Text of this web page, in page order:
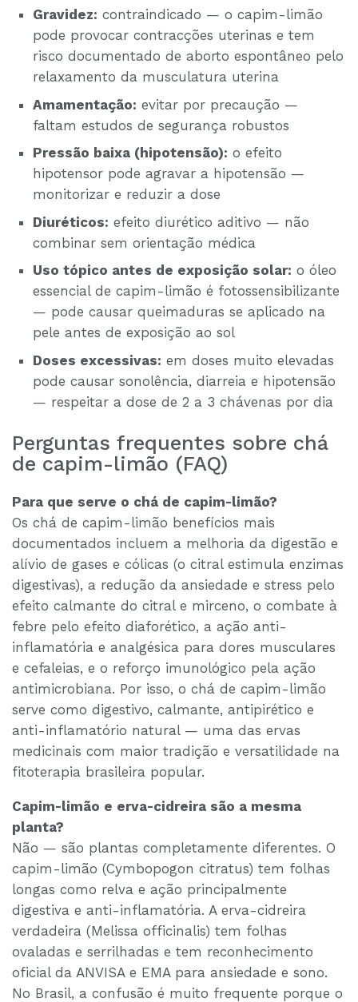
Gravidez: contraindicado — o capim-limão
pode provocar contracções uterinas e tem
risco documentado de aborto espontâneo pelo
relaxamento da musculatura uterina
Amamentação: evitar por precaução —
faltam estudos de segurança robustos
Pressão baixa (hipotensão): o efeito
hipotensor pode agravar a hipotensão —
monitorizar e reduzir a dose
Diuréticos: efeito diurético aditivo — não
combinar sem orientação médica
Uso tópico antes de exposição solar: o óleo
essencial de capim-limão é fotossensibilizante
— pode causar queimaduras se aplicado na
pele antes de exposição ao sol
Doses excessivas: em doses muito elevadas
pode causar sonolência, diarreia e hipotensão
— respeitar a dose de 2 a 3 chávenas por dia
Perguntas frequentes sobre chá
de capim-limão (FAQ)
Para que serve o chá de capim-limão?
Os chá de capim-limão benefícios mais
documentados incluem a melhoria da digestão e
alívio de gases e cólicas (o citral estimula enzimas
digestivas), a redução da ansiedade e stress pelo
efeito calmante do citral e mirceno, o combate à
febre pelo efeito diaforético, a ação anti-
inflamatória e analgésica para dores musculares
e cefaleias, e o reforço imunológico pela ação
antimicrobiana. Por isso, o chá de capim-limão
serve como digestivo, calmante, antipirético e
anti-inflamatório natural — uma das ervas
medicinais com maior tradição e versatilidade na
fitoterapia brasileira popular.
Capim-limão e erva-cidreira são a mesma
planta?
Não — são plantas completamente diferentes. O
capim-limão (Cymbopogon citratus) tem folhas
longas como relva e ação principalmente
digestiva e anti-inflamatória. A erva-cidreira
verdadeira (Melissa officinalis) tem folhas
ovaladas e serrilhadas e tem reconhecimento
oficial da ANVISA e EMA para ansiedade e sono.
No Brasil, a confusão é muito frequente porque o